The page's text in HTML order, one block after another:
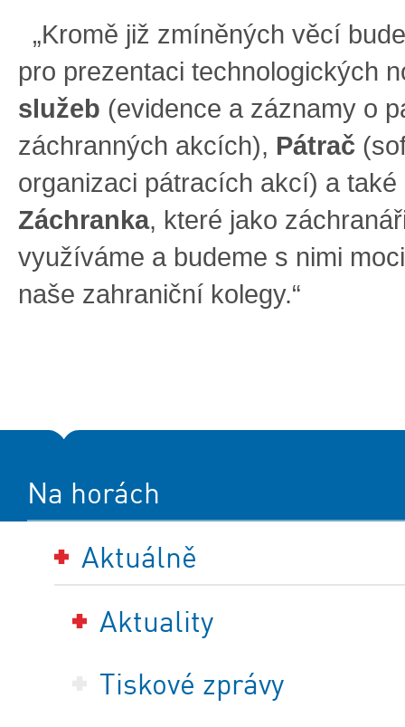
„Kromě již zmíněných věcí
pro prezentaci technologických
služeb (evidence a záznamy o
záchranných akcích), Pátrač
organizaci pátracích akcí) a také
Záchranka, které jako
využíváme a budeme s nimi
naše zahraniční kolegy.“
Na horách
Aktuálně
Aktuality
Tiskové zprávy